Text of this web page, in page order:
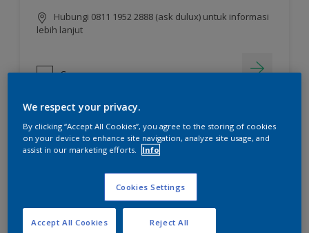
Hubungi 0811 1952 2888 (ask dulux) untuk informasi
lebih lanjut
Compare
We respect your privacy.
By clicking “Accept All Cookies”, you agree to the storing of cookies
on your device to enhance site navigation, analyze site usage, and
assist in our marketing efforts.
Info
Cookies Settings
Reject All
Accept All Cookies